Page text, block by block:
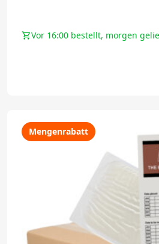
Vor 16:00 bestellt, morgen
Mengenrabatt